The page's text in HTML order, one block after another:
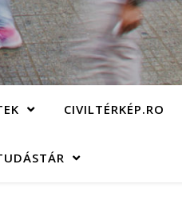
CIVILTÉRKÉP.RO